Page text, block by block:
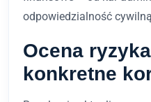
odpowiedzialność
Ocena
konkretne